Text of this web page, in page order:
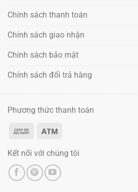
Chính sách thanh toán
Chính sách giao nhận
Chính sách bảo mật
Chính sách đổi trả hàng
Phương thức thanh toán
Kết nối với chúng tôi